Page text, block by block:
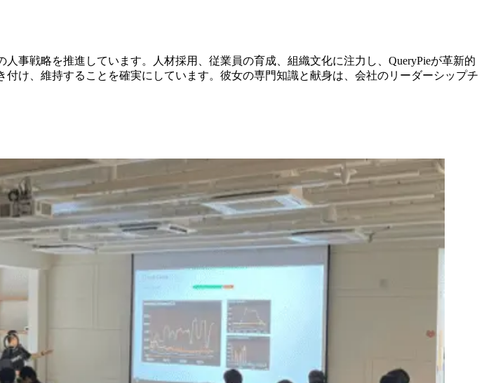
事戦略を推進しています。人材採用、従業員の育成、組織文化に注力し、QueryPieが革新的
け、維持することを確実にしています。彼女の専門知識と献身は、会社のリーダーシップチ